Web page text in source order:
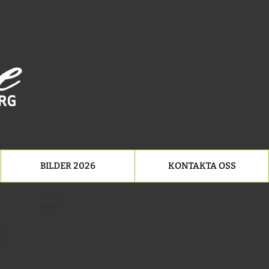
BILDER 2026 KONTAKTA OSS